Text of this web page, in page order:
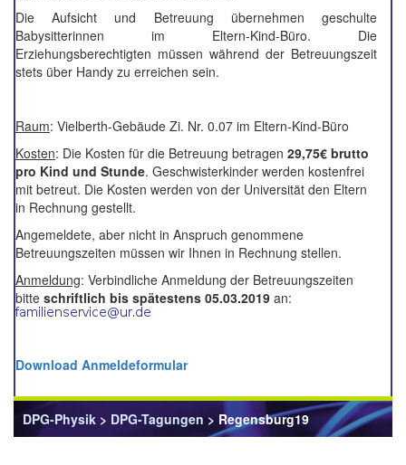
Die Aufsicht und Betreuung übernehmen geschulte
Babysitterinnen im Eltern-Kind-Büro. Die
Erziehungsberechtigten müssen während der Betreuungszeit
stets über Handy zu erreichen sein.
Raum: Vielberth-Gebäude Zi. Nr. 0.07 im Eltern-Kind-Büro
Kosten: Die Kosten für die Betreuung betragen 29,75€ brutto
pro Kind und Stunde. Geschwisterkinder werden kostenfrei
mit betreut. Die Kosten werden von der Universität den Eltern
in Rechnung gestellt.
Angemeldete, aber nicht in Anspruch genommene
Betreuungszeiten müssen wir Ihnen in Rechnung stellen.
Anmeldung: Verbindliche Anmeldung der Betreuungszeiten
bitte schriftlich bis spätestens 05.03.2019 an:
Download Anmeldeformular
DPG-Physik > DPG-Tagungen > Regensburg19